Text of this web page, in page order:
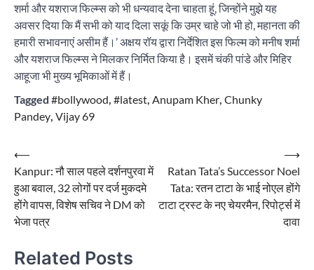
शर्मा और यशराज फिल्म्स को भी धन्यवाद देना चाहता हूं, जिन्होंने मुझे यह
अवसर दिया कि मैं सभी को याद दिला सकूं कि उम्र चाहे जो भी हो, महानता की
हमारी सभावनाएं असीम हैं।’ अक्षय रॉय द्वारा निर्देशित इस फिल्म को मनीष शर्मा
और यशराज फिल्म्स ने मिलकर निर्मित किया है। इसमें चंकी पांडे और मिहिर
आहूजा भी मुख्य भूमिकाओं में हैं।
Tagged #bollywood, #latest, Anupam Kher, Chunky
Pandey, Vijay 69
Post
navigation
⟵
Kanpur: नौ साल पहले दर्शनपुरवा में
हुआ बवाल, 32 लोगों पर दर्ज मुकदमे
होंगे वापस, विशेष सचिव ने DM को
भेजा पत्र
Ratan Tata’s Successor Noel
Tata: रतन टाटा के भाई नोएल होंगे
टाटा ट्रस्ट के नए चेयरमैन, रिपोर्ट्स में
दावा
⟶
Related Posts